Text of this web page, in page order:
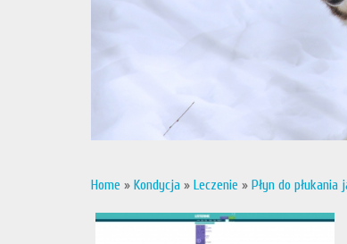
Home » Kondycja » Leczenie » Płyn do